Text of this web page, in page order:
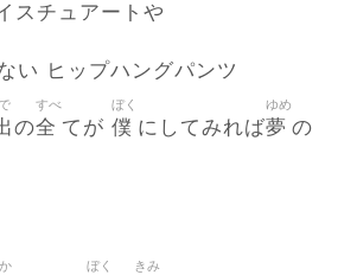
スチュアートや
い ヒップハングパンツ
で
の全
すべ
てが 僕
ぼく
にしてみれば夢
ゆめ
の
か ぼく きみ